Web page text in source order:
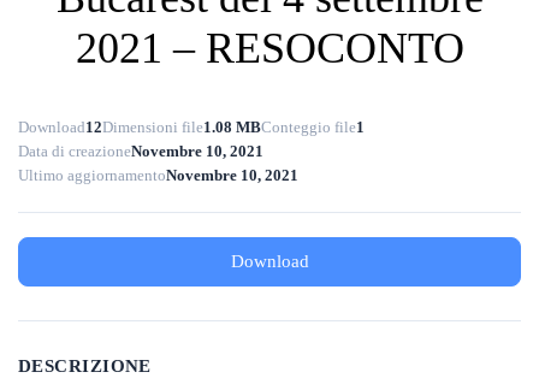
2021 – RESOCONTO
Download12Dimensioni file1.08 MBConteggio file1
Data di creazioneNovembre 10, 2021
Ultimo aggiornamentoNovembre 10, 2021
Download
DESCRIZIONE